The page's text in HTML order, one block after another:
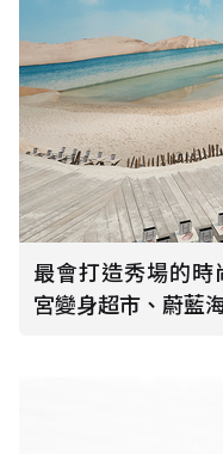
最會打造秀場的時
宮變身超市、蔚藍